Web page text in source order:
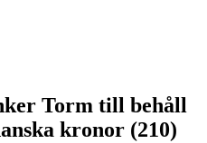
Torm till behåll
kronor (210)